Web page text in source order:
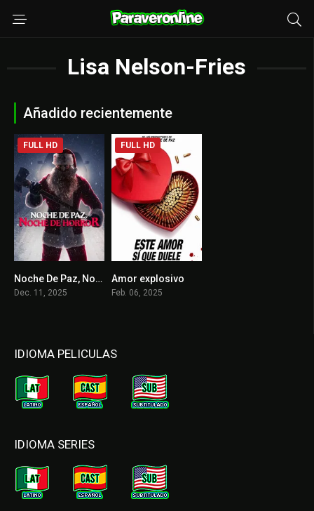
Lisa Nelson-Fries
Añadido recientemente
6.4
FULL HD
Noche De Paz, Noche De Horror
Dec. 11, 2025
FULL HD
Amor explosivo
Feb. 06, 2025
IDIOMA PELICULAS
IDIOMA SERIES